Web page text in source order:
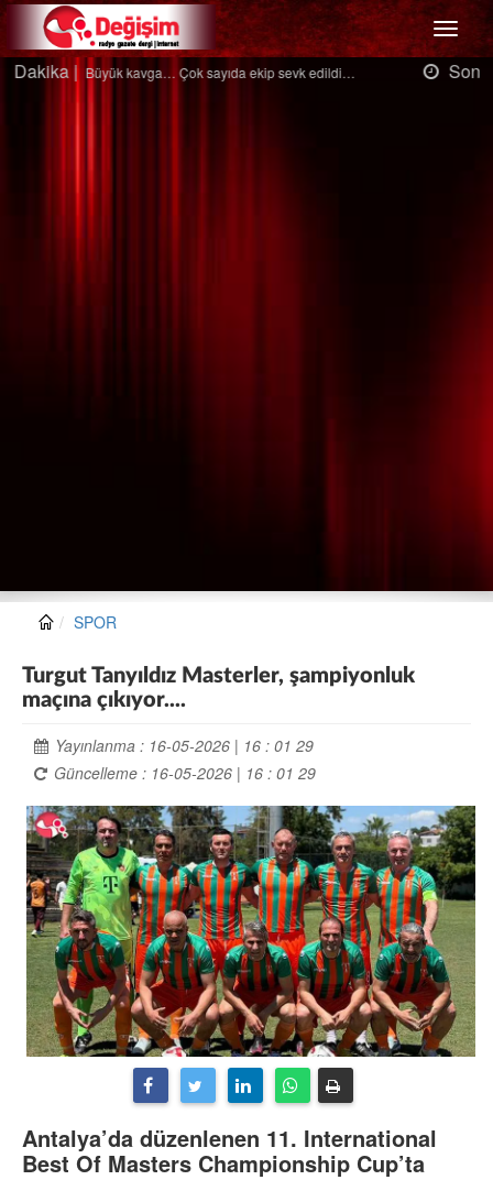
Menü
Son Dakika |Ağaçtan düştü…
SPOR
Turgut Tanyıldız Masterler, şampiyonluk
maçına çıkıyor....
Yayınlanma : 16-05-2026 | 16 : 01 29
Güncelleme : 16-05-2026 | 16 : 01 29
Antalya’da düzenlenen 11. International
Best Of Masters Championship Cup’ta